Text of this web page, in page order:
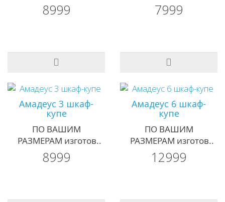
8999 7999
Амадеус 3 шкаф-
купе
ПО ВАШИМ
РАЗМЕРАМ изготов..
8999
Амадеус 6 шкаф-
купе
ПО ВАШИМ
РАЗМЕРАМ изготов..
12999